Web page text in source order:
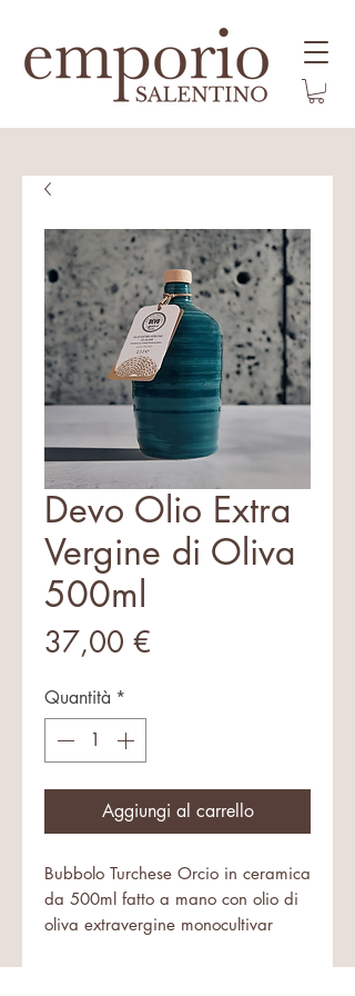
Devo Olio Extra
Vergine di Oliva
500ml
37,00 €
Quantità *
Aggiungi al carrello
Bubbolo Turchese Orcio in ceramica
da 500ml fatto a mano con olio di
oliva extravergine monocultivar